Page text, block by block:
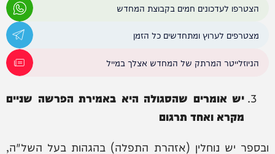
הצטרפו לעדכונים חמים בקבוצת המחדש
מצטרפים לערוץ ומתחדשים כל הזמן
הניוזלייטר המרתק של המחדש אצלך במייל
יש אומרים שהסגולה היא באמירת הפרשה שניים
מקרא ואחד תרגום
ובספר יש נוחלין (אזהרת התפלה) בהגהות בעל השל"ה,